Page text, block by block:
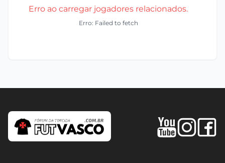
Erro ao carregar jogadores relacionados.
Erro: Failed to fetch